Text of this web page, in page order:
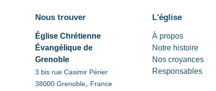
Nous trouver
Église Chrétienne
Évangélique de
Grenoble
3 bis rue Casimir Périer
38000 Grenoble, France
L'église
À propos
Notre histoire
Nos croyances
Responsables